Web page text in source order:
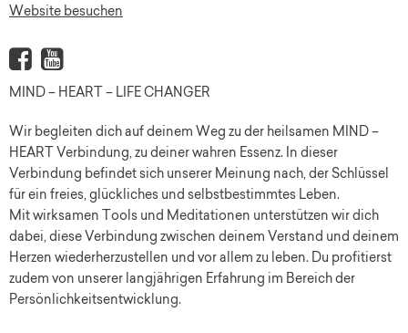
Website besuchen
MIND – HEART – LIFE CHANGER
Wir begleiten dich auf deinem Weg zu der heilsamen MIND –
HEART Verbindung, zu deiner wahren Essenz. In dieser
Verbindung befindet sich unserer Meinung nach, der Schlüssel
für ein freies, glückliches und selbstbestimmtes Leben.
Mit wirksamen Tools und Meditationen unterstützen wir dich
dabei, diese Verbindung zwischen deinem Verstand und deinem
Herzen wiederherzustellen und vor allem zu leben. Du profitierst
zudem von unserer langjährigen Erfahrung im Bereich der
Persönlichkeitsentwicklung.